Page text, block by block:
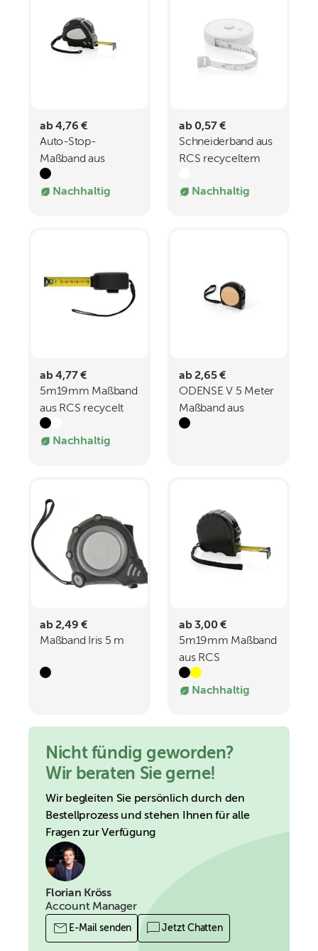
ab 4,76 €
Auto-Stop-
Maßband aus
recyceltem
Kunststoff
Nachhaltig
ab 0,57 €
Schneiderband aus
RCS recyceltem
Nachhaltig
ab 4,77 €
5m19mm Maßband
aus RCS recycelt
Kunststoff Bambus
Nachhaltig
ab 2,65 €
ODENSE V 5 Meter
Maßband aus
recyceltes ABS 100
ab 2,49 €
Maßband Iris 5 m
ab 3,00 €
5m19mm Maßband
aus RCS
recyceltem
Kunststoff
Nachhaltig
Nicht fündig geworden?
Wir beraten Sie gerne!
Wir begleiten Sie persönlich durch den
Bestellprozess und stehen Ihnen für alle
Fragen zur Verfügung
Florian Kröss
Account Manager
E-Mail senden Jetzt Chatten